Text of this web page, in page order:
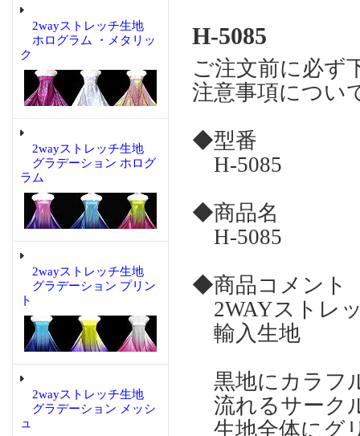
2wayストレッチ生地
ホログラム ・メタリッ
ク
2wayストレッチ生地
グラデーション ホログ
ラム
2wayストレッチ生地
グラデーション プリン
ト
2wayストレッチ生地
グラデーション メッシ
ュ
H-5085
ご注文前に必ず
注意事項につい
◆型番
H-5085
◆商品名
H-5085
◆商品コメント
2WAYストレ
輸入生地
黒地にカラフ
流れるサーク
生地全体にグ